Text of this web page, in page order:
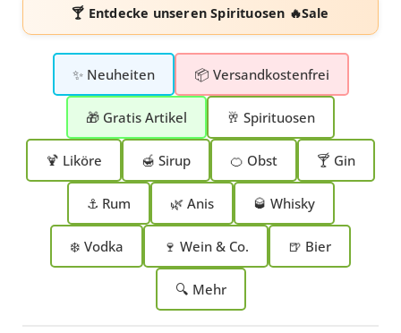
🍸 Entdecke unserenSpirituosen 🔥Sale
✨ Neuheiten 📦 Versandkostenfrei
🎁 Gratis Artikel 🥂 Spirituosen
🍹 Liköre 🍯 Sirup 🍊 Obst 🍸 Gin
⚓ Rum 🌿 Anis 🥃 Whisky
❄️ Vodka 🍷 Wein & Co. 🍺 Bier
🔍 Mehr